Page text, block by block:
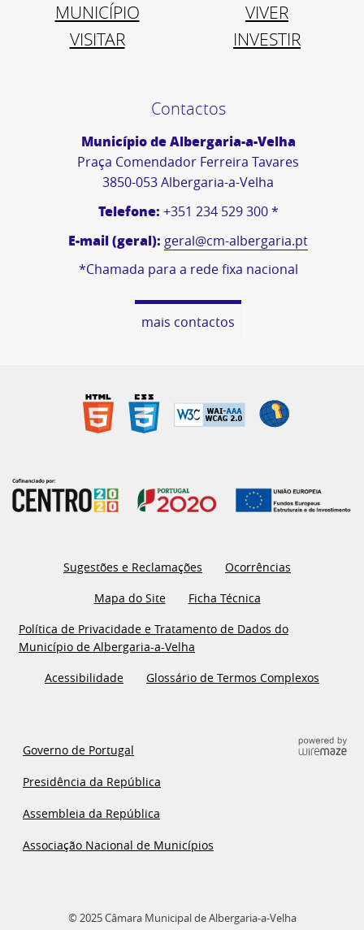
MUNICÍPIO
VIVER
VISITAR
INVESTIR
Contactos
Município de Albergaria-a-Velha
Praça Comendador Ferreira Tavares
3850-053 Albergaria-a-Velha
Telefone: +351 234 529 300 *
E-mail (geral): geral@cm-albergaria.pt
*Chamada para a rede fixa nacional
mais contactos
Sugestões e Reclamações
Ocorrências
Mapa do Site
Ficha Técnica
Política de Privacidade e Tratamento de Dados do
Município de Albergaria-a-Velha
Acessibilidade
Glossário de Termos Complexos
Governo de Portugal
Presidência da República
Assembleia da República
Associação Nacional de Municípios
© 2025 Câmara Municipal de Albergaria-a-Velha